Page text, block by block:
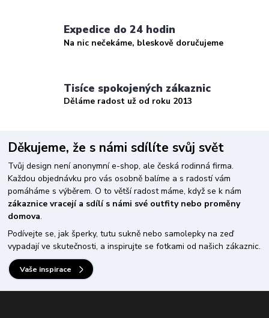
Expedice do 24 hodin
Na nic nečekáme, bleskově doručujeme
Tisíce spokojených zákaznic
Děláme radost už od roku 2013
Děkujeme, že s námi sdílíte svůj svět
Tvůj design není anonymní e-shop, ale česká rodinná firma.
Každou objednávku pro vás osobně balíme a s radostí vám
pomáháme s výběrem. O to větší radost máme, když se k nám
zákaznice vracejí a sdílí s námi své outfity nebo proměny
domova.
Podívejte se, jak šperky, tutu sukně nebo samolepky na zeď
vypadají ve skutečnosti, a inspirujte se fotkami od našich zákaznic.
Vaše inspirace